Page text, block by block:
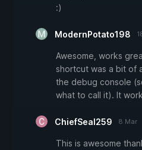
:)
ModernPotato198
Awesome, works
shortcut was a bit of
the debug console
what to call it). It
ChiefSeal259 8 Mar
This is awesome